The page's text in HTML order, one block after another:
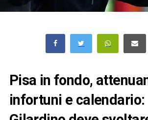
Pisa in fondo,
infortuni e calendario: